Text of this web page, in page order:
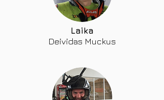
Laika
Deividas Muckus